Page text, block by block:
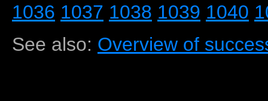
1036 1037 1038 1039 1040
See also: Overview of